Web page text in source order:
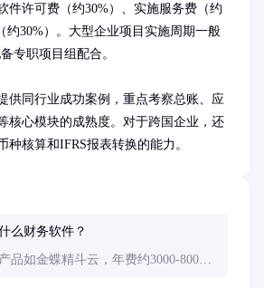
件许可费（约30%）、实施服务费（约
约30%）。大型企业项目实施周期一般
专职项目组配合。
供同行业成功案例，重点考察总账、应
核心模块的成熟度。对于跨国企业，还
种核算和IFRS报表转换的能力。
么财务软件？
品如金蝶精斗云，年费约3000-8000